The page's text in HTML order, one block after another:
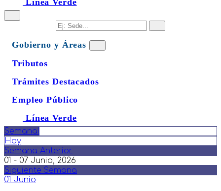
Línea Verde
Gobierno y Áreas
Tributos
Trámites Destacados
Empleo Público
Línea Verde
Semanal
Hoy
Semana Anterior
01 - 07 Junio, 2026
Siguiente Semana
01 Junio